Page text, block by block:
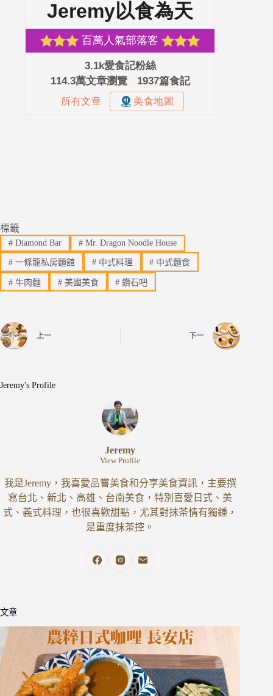
標籤
#Diamond Bar #Mr. Dragon Noodle House
#一條龍私房麵館 #中式料理 # 中式麵食
#牛肉麵 #美國美食 # 鑽石吧
上一 下一
Jeremy's Profile
Jeremy
View Profile
我是Jeremy，我喜愛品嘗美食和分享美食資訊，主要撰
寫台北、新北、高雄、台南美食，特別喜愛日式、美
式、義式料理，也很喜歡甜點，尤其對抹茶情有獨鍾，
是重度抹茶控。
文章